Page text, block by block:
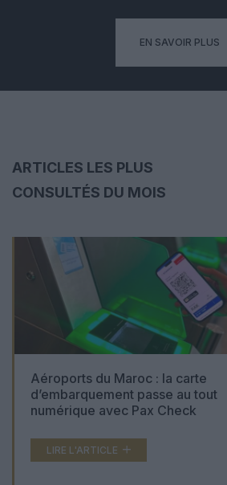
EN SAVOIR PLUS
ARTICLES LES PLUS
CONSULTÉS DU MOIS
Aéroports du Maroc : la carte
d’embarquement passe au tout
numérique avec Pax Check
LIRE L'ARTICLE